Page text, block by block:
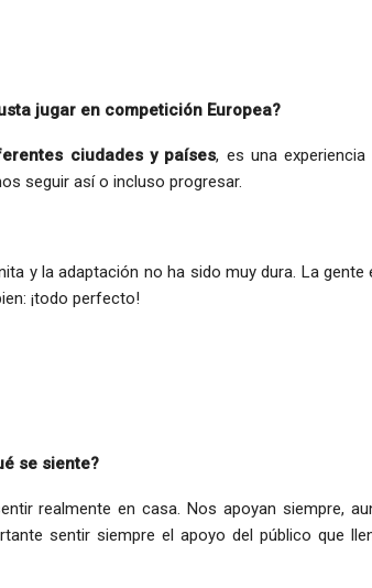
jugar en competición Europea?
ciudades y países, es una experiencia
seguir así o incluso progresar.
y la adaptación no ha sido muy dura. La gente
¡todo perfecto!
se siente?
realmente en casa. Nos apoyan siempre,
sentir siempre el apoyo del público que